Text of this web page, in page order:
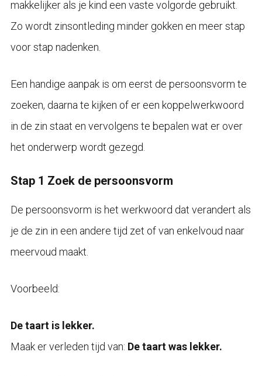
makkelijker als je kind een vaste volgorde gebruikt.
Zo wordt zinsontleding minder gokken en meer stap
voor stap nadenken.
Een handige aanpak is om eerst de persoonsvorm te
zoeken, daarna te kijken of er een koppelwerkwoord
in de zin staat en vervolgens te bepalen wat er over
het onderwerp wordt gezegd.
Stap 1 Zoek de persoonsvorm
De persoonsvorm is het werkwoord dat verandert als
je de zin in een andere tijd zet of van enkelvoud naar
meervoud maakt.
Voorbeeld:
De taart is lekker.
Maak er verleden tijd van: De taart was lekker.